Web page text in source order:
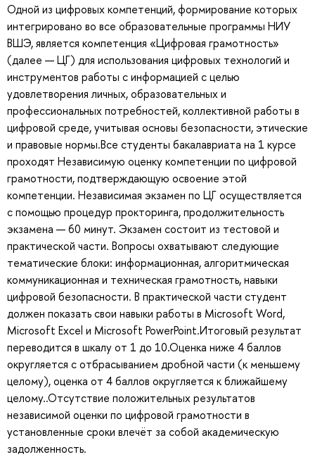
Одной из цифровых компетенций, формирование которых
интегрировано во все образовательные программы НИУ
ВШЭ, является компетенция «Цифровая грамотность»
(далее — ЦГ) для использования цифровых технологий и
инструментов работы с информацией с целью
удовлетворения личных, образовательных и
профессиональных потребностей, коллективной работы в
цифровой среде, учитывая основы безопасности, этические
и правовые нормы.Все студенты бакалавриата на 1 курсе
проходят Независимую оценку компетенции по цифровой
грамотности, подтверждающую освоение этой
компетенции. Независимая экзамен по ЦГ осуществляется
с помощью процедур прокторинга, продолжительность
экзамена — 60 минут. Экзамен состоит из тестовой и
практической части. Вопросы охватывают следующие
тематические блоки: информационная, алгоритмическая
коммуникационная и техническая грамотность, навыки
цифровой безопасности. В практической части студент
должен показать свои навыки работы в Microsoft Word,
Microsoft Excel и Microsoft PowerPoint.Итоговый результат
переводится в шкалу от 1 до 10.Оценка ниже 4 баллов
округляется с отбрасыванием дробной части (к меньшему
целому), оценка от 4 баллов округляется к ближайшему
целому..Отсутствие положительных результатов
независимой оценки по цифровой грамотности в
установленные сроки влечёт за собой академическую
задолженность.